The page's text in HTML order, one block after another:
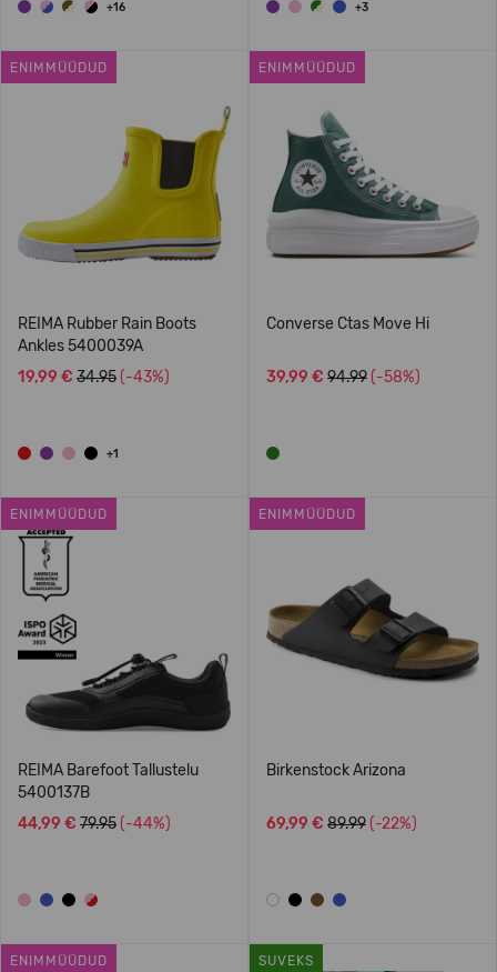
+16 +3
ENIMMÜÜDUD
REIMA Rubber Rain Boots
Ankles 5400039A
19,99 € 34.95 (-43%)
+1
ENIMMÜÜDUD
Converse Ctas Move Hi
39,99 € 94.99 (-58%)
ENIMMÜÜDUD
REIMA Barefoot Tallustelu
5400137B
44,99 € 79.95 (-44%)
ENIMMÜÜDUD
Birkenstock Arizona
69,99 € 89.99 (-22%)
ENIMMÜÜDUD SUVEKS